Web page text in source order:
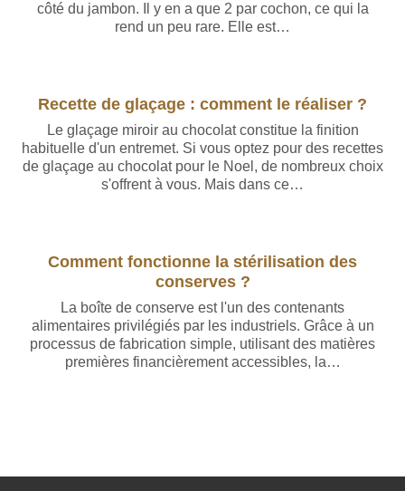
côté du jambon. Il y en a que 2 par cochon, ce qui la
rend un peu rare. Elle est…
Recette de glaçage : comment le réaliser ?
Le glaçage miroir au chocolat constitue la finition
habituelle d'un entremet. Si vous optez pour des recettes
de glaçage au chocolat pour le Noel, de nombreux choix
s'offrent à vous. Mais dans ce…
Comment fonctionne la stérilisation des
conserves ?
La boîte de conserve est l'un des contenants
alimentaires privilégiés par les industriels. Grâce à un
processus de fabrication simple, utilisant des matières
premières financièrement accessibles, la…